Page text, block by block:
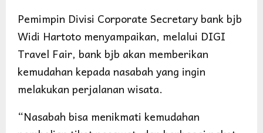
Pemimpin Divisi Corporate Secretary bank bjb
Widi Hartoto menyampaikan, melalui DIGI
Travel Fair, bank bjb akan memberikan
kemudahan kepada nasabah yang ingin
melakukan perjalanan wisata.
“Nasabah bisa menikmati kemudahan